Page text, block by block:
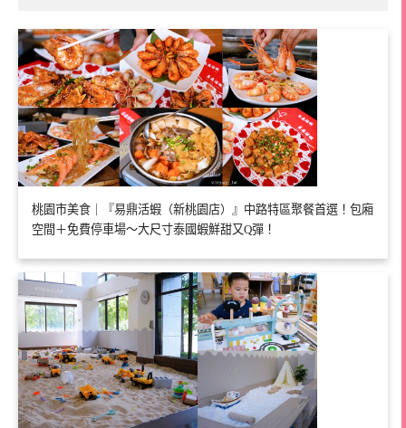
桃園市美食｜『易鼎活蝦（新桃園店）』中路特區聚餐首選！包廂
空間＋免費停車場～大尺寸泰國蝦鮮甜又Q彈！